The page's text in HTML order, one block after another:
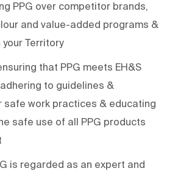
PPG over competitor brands,
and value-added programs &
Territory
that PPG meets EH&S
to guidelines &
safe work practices & educating
safe use of all PPG products
is regarded as an expert and